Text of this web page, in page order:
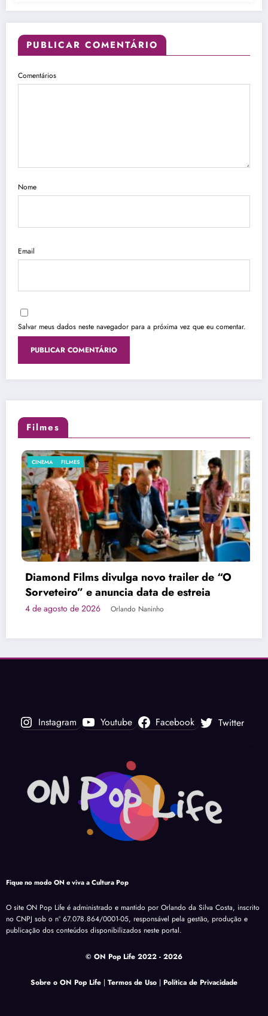
PUBLICAR COMENTÁRIO
Comentários
Nome
Email
Salvar meus dados neste navegador para a próxima vez que eu comentar.
Filmes
de “O
FILMES STREAMING
“Atraídos Pelo Destino” e
Youtube
Fique no modo ON e viva a Cultura Pop
O site ON Pop Life é administrado e mantido por Orlando da Silva Costa, inscrito
no CNPJ sob o nº 67.078.864/0001-05, responsável pela gestão, produção e